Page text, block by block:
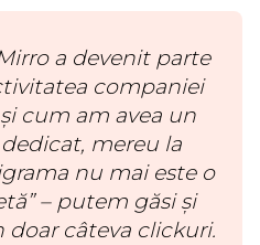
a devenit parte
companiei
cum am avea un
mereu la
nu mai este o
– putem găsi și
câteva clickuri.